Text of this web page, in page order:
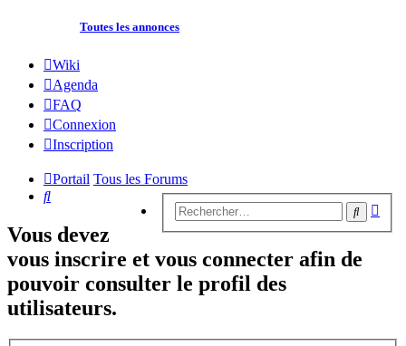
Toutes les annonces
Wiki
Agenda
FAQ
Connexion
Inscription
Portail Tous les Forums
Rechercher
Vous devez
vous inscrire et vous connecter afin de
pouvoir consulter le profil des
utilisateurs.